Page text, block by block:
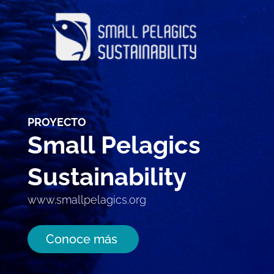
PROYECTO
Small Pelagics
Sustainability
www.smallpelagics.org
Conoce más